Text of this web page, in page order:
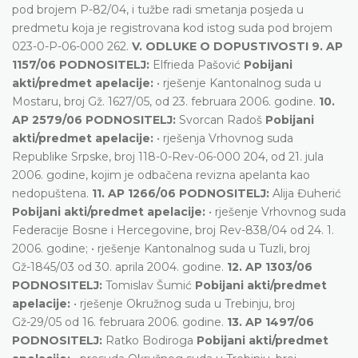
pod brojem P-82/04, i tužbe radi smetanja posjeda u
predmetu koja je registrovana kod istog suda pod brojem
023-0-P-06-000 262. V. ODLUKE O DOPUSTIVOSTI 9. AP
1157/06 PODNOSITELJ: Elfrieda Pašović Pobijani
akti/predmet apelacije: • rješenje Kantonalnog suda u
Mostaru, broj Gž. 1627/05, od 23. februara 2006. godine. 10.
AP 2579/06 PODNOSITELJ: Svorcan Radoš Pobijani
akti/predmet apelacije: • rješenja Vrhovnog suda
Republike Srpske, broj 118-0-Rev-06-000 204, od 21. jula
2006. godine, kojim je odbačena revizna apelanta kao
nedopuštena. 11. AP 1266/06 PODNOSITELJ: Alija Đuherić
Pobijani akti/predmet apelacije: • rješenje Vrhovnog suda
Federacije Bosne i Hercegovine, broj Rev-838/04 od 24. 1.
2006. godine; • rješenje Kantonalnog suda u Tuzli, broj
Gž-1845/03 od 30. aprila 2004. godine. 12. AP 1303/06
PODNOSITELJ: Tomislav Šumić Pobijani akti/predmet
apelacije: • rješenje Okružnog suda u Trebinju, broj
Gž-29/05 od 16. februara 2006. godine. 13. AP 1497/06
PODNOSITELJ: Ratko Bodiroga Pobijani akti/predmet